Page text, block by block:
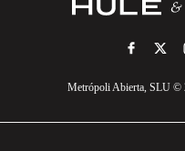
Metrópoli Abierta, SLU ©